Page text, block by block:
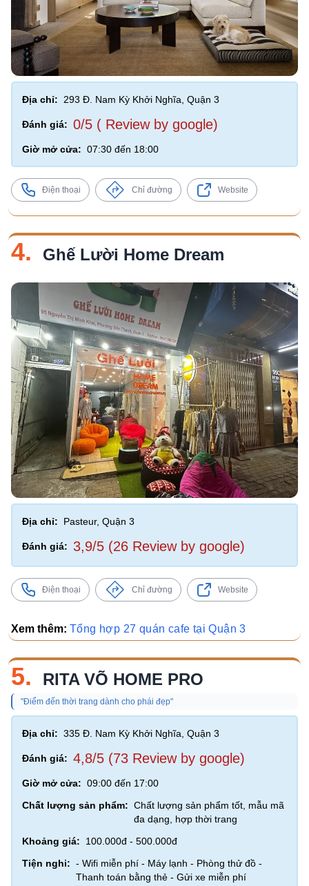
Địa chỉ: 293 Đ. Nam Kỳ Khởi Nghĩa, Quận 3
Đánh giá: 0/5 ( Review by google)
Giờ mở cửa: 07:30 đến 18:00
Điện thoại Chỉ đường Website
4. Ghế Lười Home Dream
Địa chỉ: Pasteur, Quận 3
Đánh giá: 3,9/5 (26 Review by google)
Điện thoại Chỉ đường Website
Xem thêm: Tổng hợp 27 quán cafe tại Quận 3
5. RITA VÕ HOME PRO
"Điểm đến thời trang dành cho phái đẹp"
Địa chỉ: 335 Đ. Nam Kỳ Khởi Nghĩa, Quận 3
Đánh giá: 4,8/5 (73 Review by google)
Giờ mở cửa: 09:00 đến 17:00
Chất lượng sản phẩm: Chất lượng sản phẩm tốt, mẫu mã
đa dạng, hợp thời trang
Khoảng giá:
100.000đ - 500.000đ
Tiện nghi: - Wifi miễn phí - Máy lạnh - Phòng thử đồ -
Thanh toán bằng thẻ - Gửi xe miễn phí